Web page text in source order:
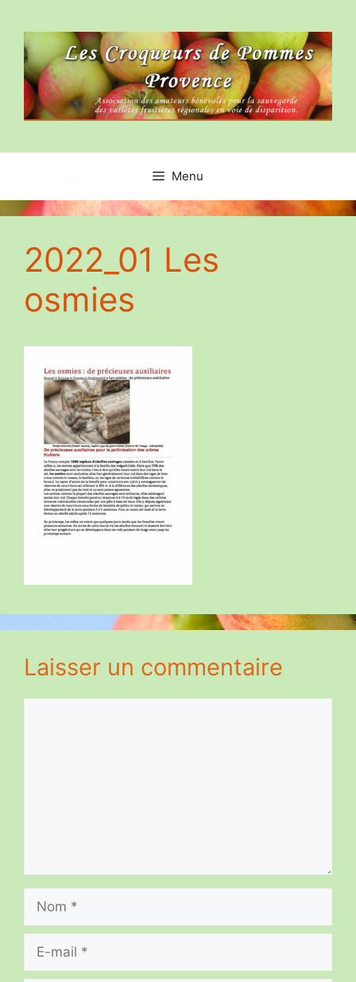
contenu
Menu
2022_01 Les
osmies
Laisser un commentaire
mail